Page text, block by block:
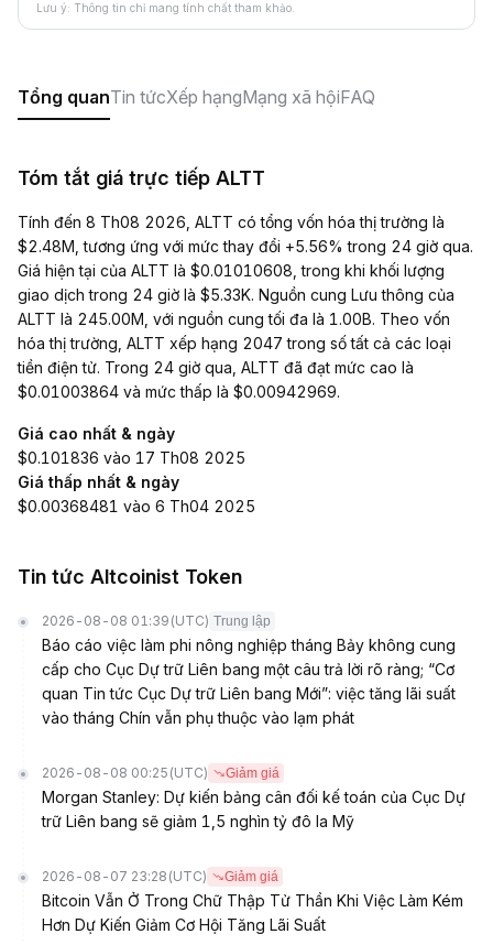
Lưu ý: Thông tin chỉ mang tính chất tham khảo.
Tổng quanTin tứcXếp hạngMạng xã hộiFAQ
Tóm tắt giá trực tiếp ALTT
Tính đến 8 Th08 2026, ALTT có tổng vốn hóa thị trường là
$2.48M, tương ứng với mức thay đổi +5.56% trong 24 giờ qua.
Giá hiện tại của ALTT là $0.01010608, trong khi khối lượng
giao dịch trong 24 giờ là $5.33K. Nguồn cung Lưu thông của
ALTT là 245.00M, với nguồn cung tối đa là 1.00B. Theo vốn
hóa thị trường, ALTT xếp hạng 2047 trong số tất cả các loại
tiền điện tử. Trong 24 giờ qua, ALTT đã đạt mức cao là
$0.01003864 và mức thấp là $0.00942969.
Giá cao nhất & ngày
$0.101836 vào 17 Th08 2025
Giá thấp nhất & ngày
$0.00368481 vào 6 Th04 2025
Tin tức Altcoinist Token
2026-08-08 01:39 (UTC) Trung lập
Báo cáo việc làm phi nông nghiệp tháng Bảy không cung
cấp cho Cục Dự trữ Liên bang một câu trả lời rõ ràng; “Cơ
quan Tin tức Cục Dự trữ Liên bang Mới”: việc tăng lãi suất
vào tháng Chín vẫn phụ thuộc vào lạm phát
2026-08-08 00:25 (UTC) Giảm giá
Morgan Stanley: Dự kiến bảng cân đối kế toán của Cục Dự
trữ Liên bang sẽ giảm 1,5 nghìn tỷ đô la Mỹ
2026-08-07 23:28 (UTC) Giảm giá
Bitcoin Vẫn Ở Trong Chữ Thập Tử Thần Khi Việc Làm Kém
Hơn Dự Kiến Giảm Cơ Hội Tăng Lãi Suất